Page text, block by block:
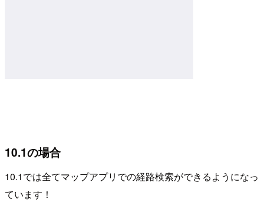
10.1の場合
10.1では全てマップアプリでの経路検索ができるようになっ
ています！